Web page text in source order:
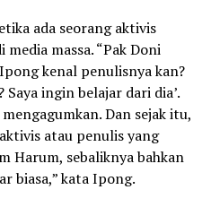
ada seorang aktivis
massa. “Pak Doni
kenal penulisnya kan?
Saya ingin belajar dari dia’.
Dan sejak itu,
atau penulis yang
Harum, sebaliknya bahkan
biasa,” kata Ipong.